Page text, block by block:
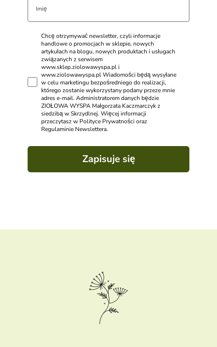
Chcę otrzymywać newsletter, czyli informacje
handlowe o promocjach w sklepie, nowych
artykułach na blogu, nowych produktach i usługach
związanych z serwisem
www.sklep.ziolowawyspa.pl i
www.ziolowawyspa.pl Wiadomości będą wysyłane
w celu marketingu bezpośredniego do realizacji,
którego zostanie wykorzystany podany przeze mnie
adres e-mail. Administratorem danych będzie
ZIOŁOWA WYSPA Małgorzata Kaczmarczyk z
siedzibą w Skrzydlnej. Więcej informacji
przeczytasz w Polityce Prywatności oraz
Regulaminie Newslettera.
Zapisuje się